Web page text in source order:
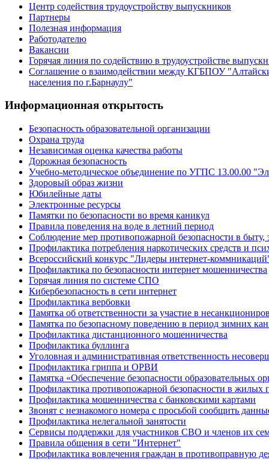
Центр содействия трудоустройству выпускников
Партнеры
Полезная информация
Работодателю
Вакансии
Горячая линия по содействию в трудоустройстве
Соглашение о взаимодействии между КГБПОУ
населения по г.Барнаулу"
Информационная открытость
Безопасность образовательной организации
Охрана труда
Независимая оценка качества работы
Дорожная безопасность
Учебно-методическое объединение по УГПС 13.00.00
Здоровый образ жизни
Юбилейные даты
Электронные ресурсы
Памятки по безопасности во время каникул
Правила поведения на воде в летний период
Соблюдение мер противопожарной безопасности в быту,
Профилактика потребления наркотических средств и
Всероссийский конкурс "Лидеры интернет-
Профилактика по безопасности интернет мошенничества
Горячая линия по системе СПО
Кибербезопасность в сети интернет
Профилактика вербовки
Памятка об ответственности за участие в
Памятка по безопасному поведению в период зимних
Профилактика дистанционного мошенничества
Профилактика буллинга
Уголовная и административная ответственность
Профилактика гриппа и ОРВИ
Памятка «Обеспечение безопасности образовательных
Профилактика противопожарной безопасности в жилых
Профилактика мошенничества с банковскими картами
Звонят с незнакомого номера с просьбой сообщить
Профилактика нелегальной занятости
Сервисы поддержки для участников СВО и членов их
Правила общения в сети "Интернет"
Профилактика вовлечения граждан в противоправную